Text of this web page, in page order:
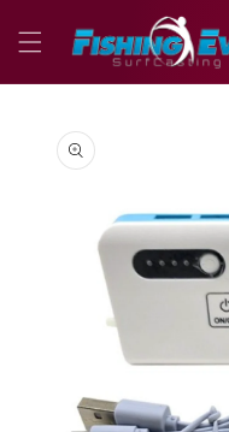
direttamente
ai contenuti
informazioni
sul prodotto